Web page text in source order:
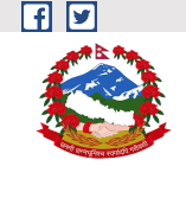
Skip to main content